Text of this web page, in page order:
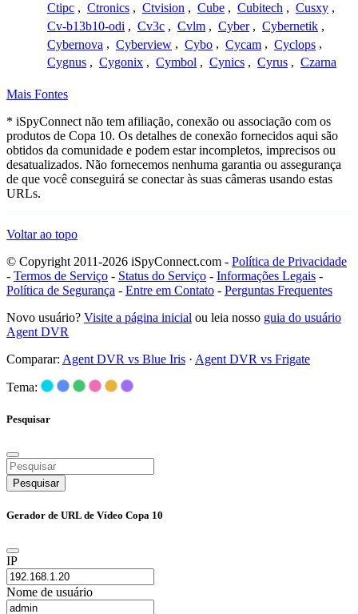
Ctipc , Ctronics , Ctvision , Cube , Cubitech , Cusxy ,
Cv-b13b10-odi , Cv3c , Cvlm , Cyber , Cybernetik ,
Cybernova , Cyberview , Cybo , Cycam , Cyclops ,
Cygnus , Cygonix , Cymbol , Cynics , Cyrus , Czarna
Mais Fontes
* iSpyConnect não tem afiliação, conexão ou associação com os
produtos de Copa 10. Os detalhes de conexão fornecidos aqui são
obtidos da comunidade e podem estar incompletos, imprecisos ou
desatualizados. Não fornecemos nenhuma garantia ou assegurança
de que você conseguirá se conectar às suas câmeras usando estas
URLs.
Voltar ao topo
© Copyright 2011-2026 iSpyConnect.com - Política de Privacidade
- Termos de Serviço - Status do Serviço - Informações Legais -
Política de Segurança - Entre em Contato - Perguntas Frequentes
Novo usuário? Visite a página inicial ou leia nosso guia do usuário
Agent DVR
Comparar: Agent DVR vs Blue Iris · Agent DVR vs Frigate
Tema:
Pesquisar
Pesquisar
Gerador de URL de Vídeo Copa 10
IP
Nome de usuário